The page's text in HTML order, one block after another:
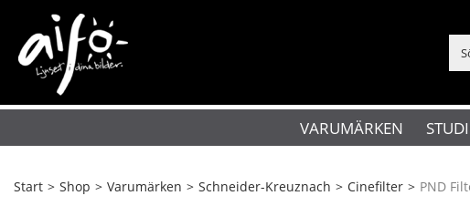
VARUMÄRKEN
Start > Shop > Varumärken > Schneider-Kreuznach > Cinefilter > PND